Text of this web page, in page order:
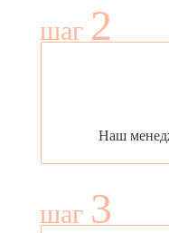
шаг 2
Наш
шаг 3